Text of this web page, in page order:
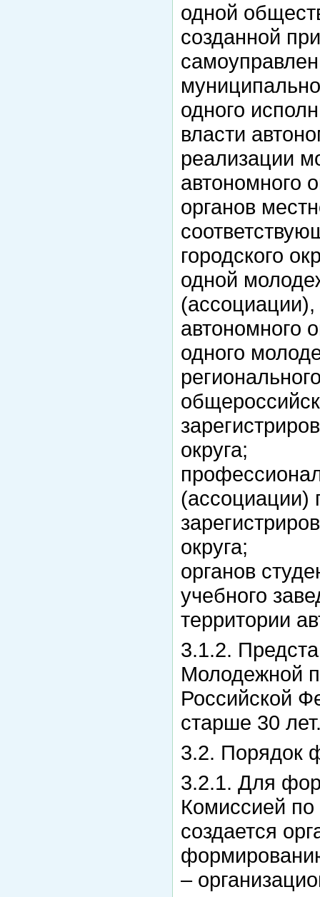
одной
созданной
одного
власти
реализации
автономного
органов
городского
одной
(ассоциации),
автономного
одного
округа;
(ассоциации)
округа;
органов
учебного
территории
3.1.2.
Молодежной
Российской
старше 30
3.2. Порядок
3.2.1. Для
Комиссией
создается
–